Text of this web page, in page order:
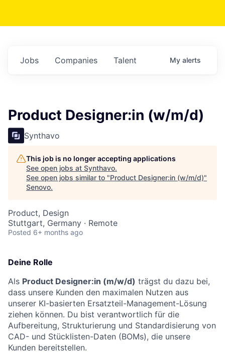
Jobs Companies Talent My alerts
Product Designer:in (w/m/d)
Synthavo
This job is no longer accepting applications
See open jobs at Synthavo.
See open jobs similar to "Product Designer:in (w/m/d)"
Senovo.
Product, Design
Stuttgart, Germany · Remote
Posted 6+ months ago
Deine Rolle
Als Product Designer:in (m/w/d) trägst du dazu bei,
dass unsere Kunden den maximalen Nutzen aus
unserer KI-basierten Ersatzteil-Management-Lösung
ziehen können. Du bist verantwortlich für die
Aufbereitung, Strukturierung und Standardisierung von
CAD- und Stücklisten-Daten (BOMs), die unsere
Kunden bereitstellen.